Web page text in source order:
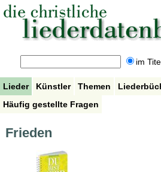
im
Lieder Künstler Themen
Häufig gestellte Fragen
Frieden